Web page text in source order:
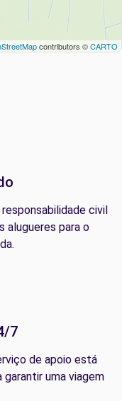
contributors ©CARTO
civil
alugueres para o
7
de apoio está
uma viagem